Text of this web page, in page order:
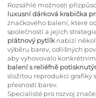
Rozsáhlé možnosti
luxusní dárková krabička
značkového balení, které
společností a jejich
plátnový pytlík nabízí
výběru barev, odlišných
aby vyhovovalo
balení s reliéfně
složitou reprodukci grafiky
přesností barev.
Specialisté pro rozvoj